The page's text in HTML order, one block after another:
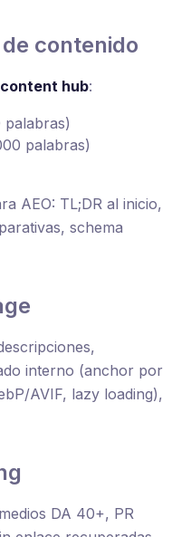
contenido
content hub:
palabras)
palabras)
AEO: TL;DR al inicio,
schema
interno (anchor por
AVIF, lazy loading),
DA 40+, PR